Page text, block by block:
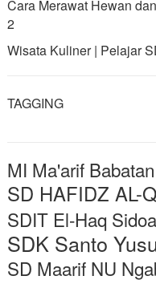
Cara Merawat Hewan
2
Wisata Kuliner | Pelajar
TAGGING
MI Ma'arif
SD HAFIDZ AL-
SDIT El-Haq
SDK Santo
SD Maarif NU